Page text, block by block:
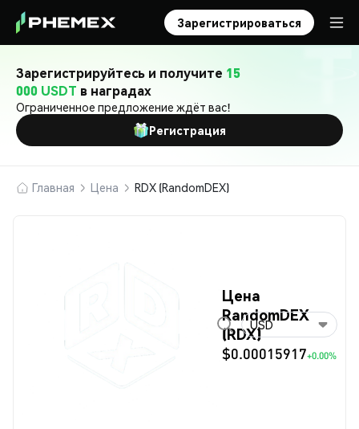
Зарегистрироваться
Зарегистрируйтесь и получите 15
000 USDT в наградах
Ограниченное предложение ждёт вас!
Регистрация
Главная Цена RDX (RandomDEX)
Цена
RandomDEX
(RDX)
$0.00015917+0.00%
USD